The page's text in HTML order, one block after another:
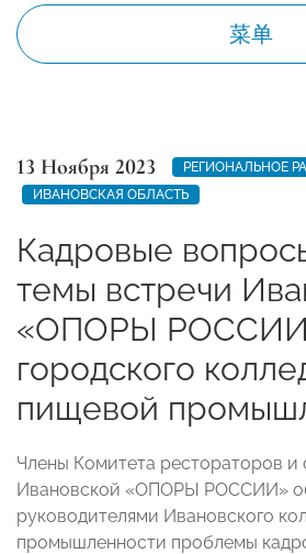
菜单
13 Ноября 2023
РЕГИОНАЛЬНОЕ
ИВАНОВСКАЯ ОБЛАСТЬ
Кадровые
темы встречи
«ОПОРЫ
городского
пищевой
Члены Комитета рестораторов и
Ивановской «ОПОРЫ РОССИИ»
руководителями Ивановского
промышленности проблемы